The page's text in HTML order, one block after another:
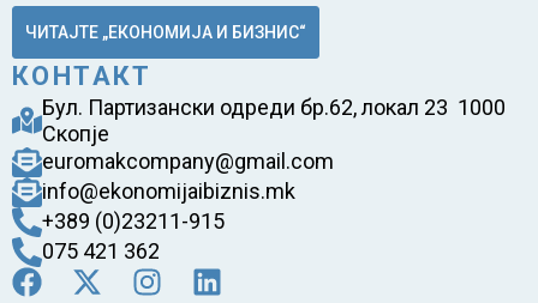
ЧИТАЈТЕ „ЕКОНОМИЈА И БИЗНИС“
КОНТАКТ
Бул. Партизански одреди бр.62, локал 23 1000
Скопје
euromakcompany@gmail.com
info@ekonomijaibiznis.mk
+389 (0)23211-915
075 421 362